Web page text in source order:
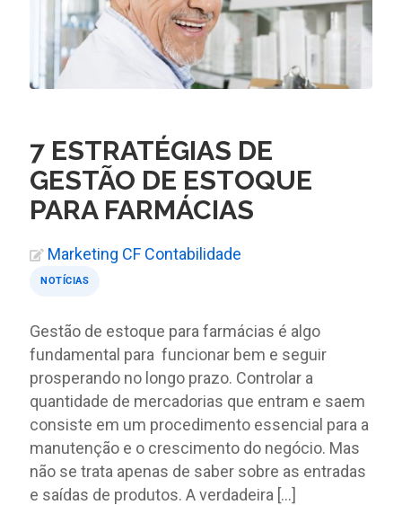
7 ESTRATÉGIAS DE
GESTÃO DE ESTOQUE
PARA FARMÁCIAS
Marketing CF Contabilidade
NOTÍCIAS
Gestão de estoque para farmácias é algo
fundamental para funcionar bem e seguir
prosperando no longo prazo. Controlar a
quantidade de mercadorias que entram e saem
consiste em um procedimento essencial para a
manutenção e o crescimento do negócio. Mas
não se trata apenas de saber sobre as entradas
e saídas de produtos. A verdadeira […]